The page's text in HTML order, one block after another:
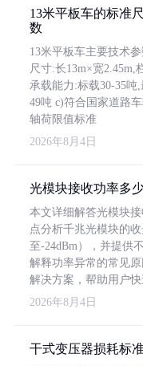
13米平板车的标准
数
13米平板车主要技术
尺寸:长13m×宽2.45m,
承载能力:标载30-35吨
49吨 c)符合国家道路
轴荷限值标准
2026年8月4日
光模块接收功率多
本文详细解答光模块
点分析千兆光模块的
至-24dBm），并提供
解释功率异常的常见
解决方案，帮助用户快
2026年8月4日
干式变压器损耗标